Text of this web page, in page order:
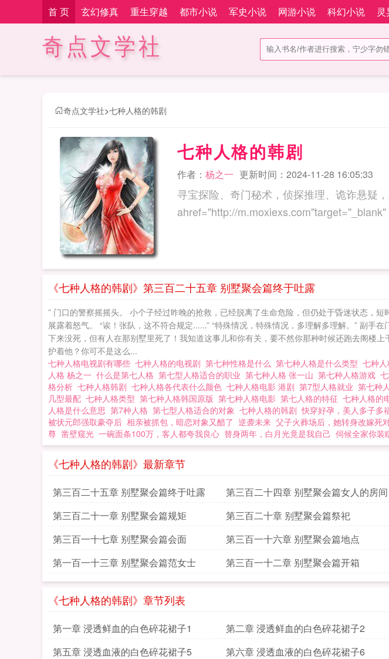
首 页 玄幻修真 重生穿越 都市小说 军史小说 网游小说 科幻小说
奇点文学社
奇点文学社>七种人格的韩剧
七种人格的韩剧
作者： 杨之一 更新时间：2024-11-28 16:05:33
寻宝探险、奇门秘术，侦探推理、诡诈悬疑
《七种人格的韩剧》第三百二十五章 别墅聚会篇终于吐露
” 门口的警察摇摇头。 小个子经过昨晚的抢救，已经脱离了生命危险，但仍处于昏迷状态，
展露着怒气。 “诶！张队，这不符合规定......” “特殊情况，特殊情况，多理解多理解。” 副
下来没死，但有人在那别墅里死了！我知道这事儿和你有关，要不然你那种时候还跑去阁楼
护着他？你可不是这么...
七种人格电视剧有哪些 七种人格的电视剧 第七种性格是什么 第七种人格是什么类型 七种
人格 杨之一 什么是第七人格 第七型人格适合的职业 第七种人格 张一山 第七种人格游戏
格分析 七种人格韩剧 七种人格各代表什么颜色 七种人格电影 港剧 第7型人格就业 第七种
几型最配 七种人格类型 第七种人格韩国原版 第七种人格电影 第七人格的特征 七种人格的
人格是什么意思 第7种人格 第七型人格适合的对象 七种人格的韩剧快穿好孕，美人多子多
被状元郎强取豪夺后 相亲被抓包，暗恋对象又醋了 逆袭未来 父子火葬场后，她转身改嫁死
尊 凿壁窥光 一碗面条100万，客人都夸我良心 替身两年，白月光竟是我自己 伺候全家你装
《七种人格的韩剧》最新章节
第三百二十五章 别墅聚会篇终于吐露 第三百二十四章 别墅聚会篇女人的房间
第三百二十一章 别墅聚会篇规矩
第三百二十章 别墅聚会篇祭祀
第三百一十七章 别墅聚会篇会面
第三百一十六章 别墅聚会篇地点
第一百一十三章 别墅聚会篇范女士
第三百一十二章 别墅聚会篇开箱
《七种人格的韩剧》章节列表
第一章 浸透鲜血的白色碎花裙子1 第二章 浸透鲜血的白色碎花裙子2
第五章 浸透血液的白色碎花裙子5
第六章 浸透血液的白色碎花裙子6